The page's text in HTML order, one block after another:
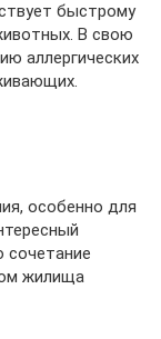
быстрому
В свою
аллергических
особенно для
сочетание
жилища